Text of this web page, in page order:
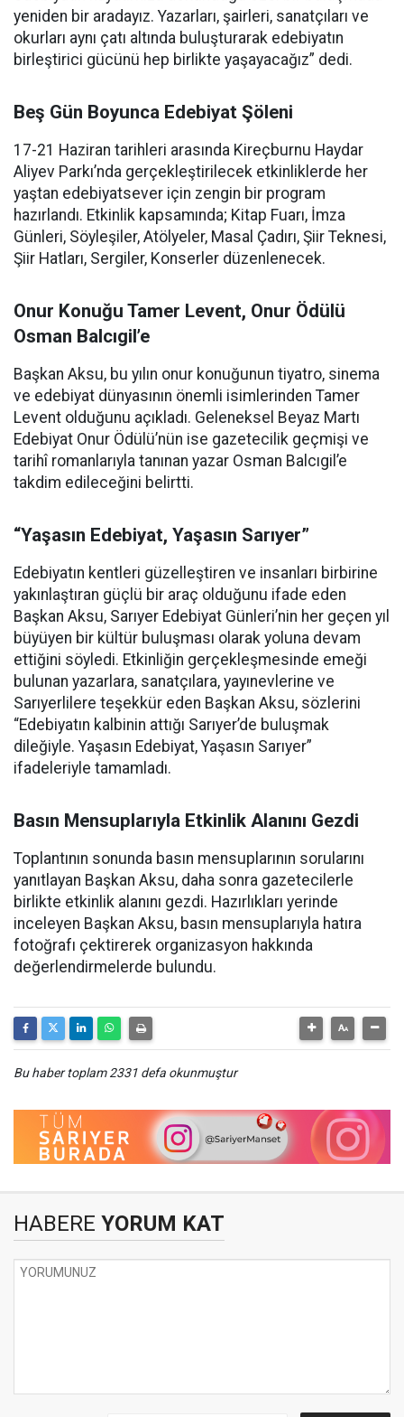
yeniden bir aradayız. Yazarları, şairleri, sanatçıları ve
okurları aynı çatı altında buluşturarak edebiyatın
birleştirici gücünü hep birlikte yaşayacağız” dedi.
Beş Gün Boyunca Edebiyat Şöleni
17-21 Haziran tarihleri arasında Kireçburnu Haydar
Aliyev Parkı’nda gerçekleştirilecek etkinliklerde her
yaştan edebiyatsever için zengin bir program
hazırlandı. Etkinlik kapsamında; Kitap Fuarı, İmza
Günleri, Söyleşiler, Atölyeler, Masal Çadırı, Şiir Teknesi,
Şiir Hatları, Sergiler, Konserler düzenlenecek.
Onur Konuğu Tamer Levent, Onur Ödülü
Osman Balcıgil’e
Başkan Aksu, bu yılın onur konuğunun tiyatro, sinema
ve edebiyat dünyasının önemli isimlerinden Tamer
Levent olduğunu açıkladı. Geleneksel Beyaz Martı
Edebiyat Onur Ödülü’nün ise gazetecilik geçmişi ve
tarihî romanlarıyla tanınan yazar Osman Balcıgil’e
takdim edileceğini belirtti.
“Yaşasın Edebiyat, Yaşasın Sarıyer”
Edebiyatın kentleri güzelleştiren ve insanları birbirine
yakınlaştıran güçlü bir araç olduğunu ifade eden
Başkan Aksu, Sarıyer Edebiyat Günleri’nin her geçen yıl
büyüyen bir kültür buluşması olarak yoluna devam
ettiğini söyledi. Etkinliğin gerçekleşmesinde emeği
bulunan yazarlara, sanatçılara, yayınevlerine ve
Sarıyerlilere teşekkür eden Başkan Aksu, sözlerini
“Edebiyatın kalbinin attığı Sarıyer’de buluşmak
dileğiyle. Yaşasın Edebiyat, Yaşasın Sarıyer”
ifadeleriyle tamamladı.
Basın Mensuplarıyla Etkinlik Alanını Gezdi
Toplantının sonunda basın mensuplarının sorularını
yanıtlayan Başkan Aksu, daha sonra gazetecilerle
birlikte etkinlik alanını gezdi. Hazırlıkları yerinde
inceleyen Başkan Aksu, basın mensuplarıyla hatıra
fotoğrafı çektirerek organizasyon hakkında
değerlendirmelerde bulundu.
Bu haber toplam 2331 defa okunmuştur
HABERE YORUM KAT